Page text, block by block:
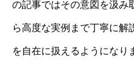
の記事ではその意図を汲み
ら高度な実例まで丁寧に解
を自在に扱えるようになり